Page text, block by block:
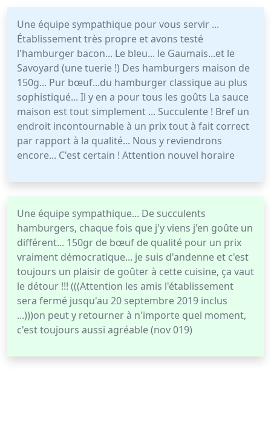
Une équipe sympathique pour vous servir ...
Établissement très propre et avons testé
l'hamburger bacon... Le bleu... le Gaumais...et le
Savoyard (une tuerie !) Des hamburgers maison de
150g... Pur bœuf...du hamburger classique au plus
sophistiqué... Il y en a pour tous les goûts La sauce
maison est tout simplement ... Succulente ! Bref un
endroit incontournable à un prix tout à fait correct
par rapport à la qualité... Nous y reviendrons
encore... C'est certain ! Attention nouvel horaire
Une équipe sympathique... De succulents
hamburgers, chaque fois que j'y viens j'en goûte un
différent... 150gr de bœuf de qualité pour un prix
vraiment démocratique... je suis d'andenne et c'est
toujours un plaisir de goûter à cette cuisine, ça vaut
le détour !!! (((Attention les amis l'établissement
sera fermé jusqu'au 20 septembre 2019 inclus
...)))on peut y retourner à n'importe quel moment,
c'est toujours aussi agréable (nov 019)